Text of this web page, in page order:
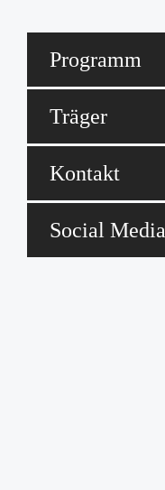
Programm
Träger
Kontakt
Social Media